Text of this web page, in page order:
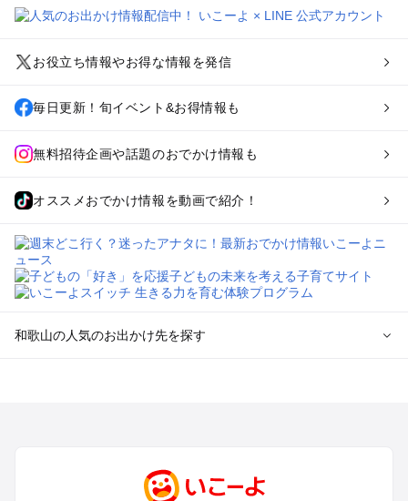
お役立ち情報やお得な情報を発信
毎日更新！旬イベント&お得情報も
無料招待企画や話題のおでかけ情報も
オススメおでかけ情報を動画で紹介！
和歌山の人気のお出かけ先を探す
勝浦・串本・すさみのプールお出かけ